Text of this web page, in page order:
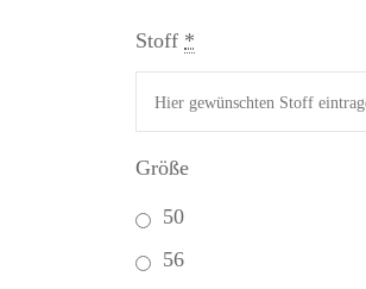
Stoff *
Größe
50
56